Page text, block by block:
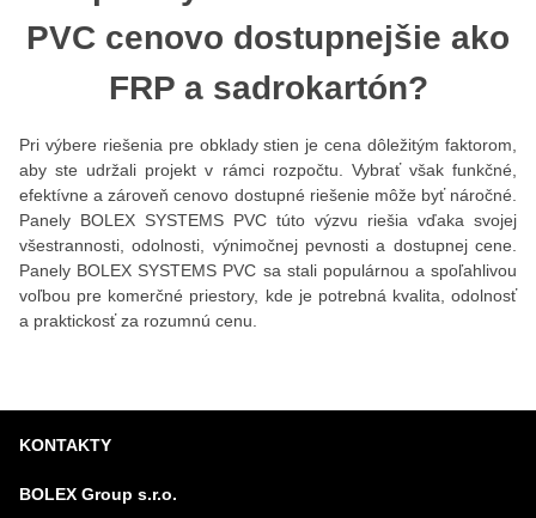
PVC cenovo dostupnejšie ako
FRP a sadrokartón?
Pri výbere riešenia pre obklady stien je cena dôležitým faktorom,
aby ste udržali projekt v rámci rozpočtu. Vybrať však funkčné,
efektívne a zároveň cenovo dostupné riešenie môže byť náročné.
Panely BOLEX SYSTEMS PVC túto výzvu riešia vďaka svojej
všestrannosti, odolnosti, výnimočnej pevnosti a dostupnej cene.
Panely BOLEX SYSTEMS PVC sa stali populárnou a spoľahlivou
voľbou pre komerčné priestory, kde je potrebná kvalita, odolnosť
a praktickosť za rozumnú cenu.
KONTAKTY
BOLEX Group s.r.o.